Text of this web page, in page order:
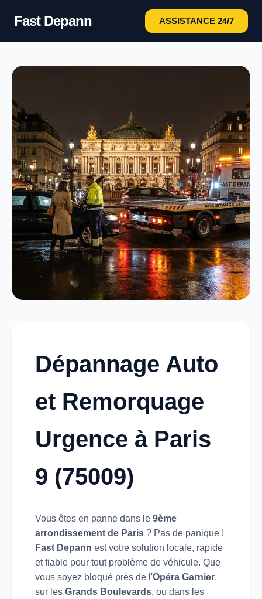
Fast Depann ASSISTANCE 24/7
Dépannage Auto
et Remorquage
Urgence à Paris
9 (75009)
Vous êtes en panne dans le 9ème
arrondissement de Paris ? Pas de panique !
Fast Depann est votre solution locale, rapide
et fiable pour tout problème de véhicule. Que
vous soyez bloqué près de l'Opéra Garnier,
sur les Grands Boulevards, ou dans les